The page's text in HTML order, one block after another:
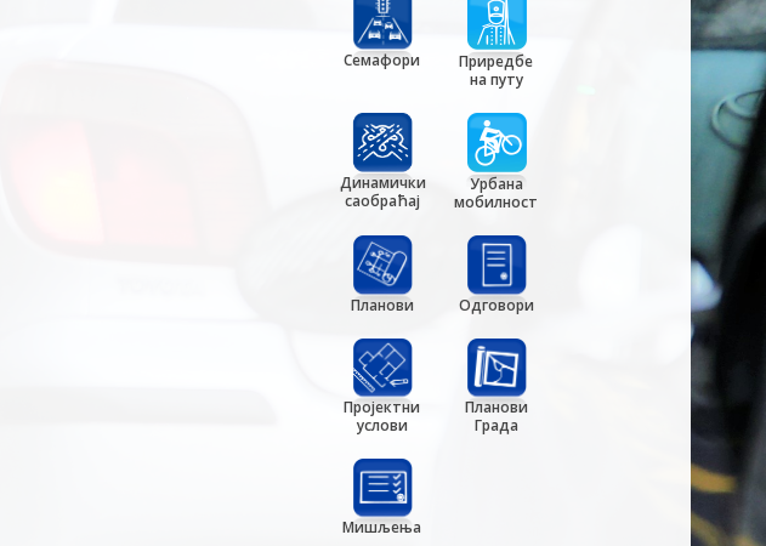
Семафори
Приредбе
на путу
Динамички
саобраћај
Урбана
мобилност
Планови Одговори
Пројектни
услови
Планови
Града
Мишљења